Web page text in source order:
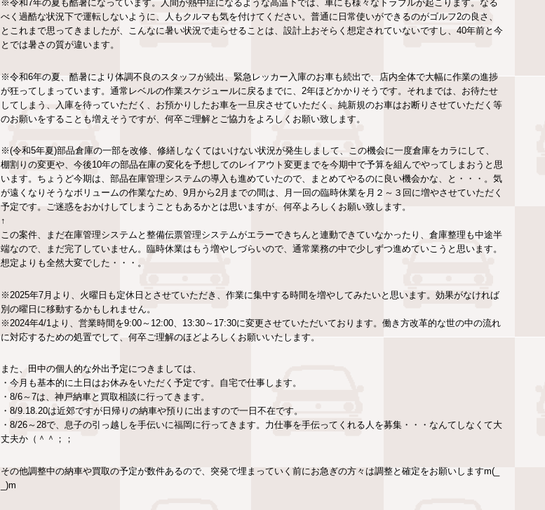
※令和7年の夏も酷暑になっています。人間が熱中症になるような高温下では、車にも様々なトラブルが起こります。なる
べく過酷な状況下で運転しないように、人もクルマも気を付けてください。普通に日常使いができるのがゴルフ2の良さ、
とこれまで思ってきましたが、こんなに暑い状況で走らせることは、設計上おそらく想定されていないですし、40年前と今
とでは暑さの質が違います。
※令和6年の夏、酷暑により体調不良のスタッフが続出、緊急レッカー入庫のお車も続出で、店内全体で大幅に作業の進捗
が狂ってしまっています。通常レベルの作業スケジュールに戻るまでに、2年ほどかかりそうです。それまでは、お待たせ
してしまう、入庫を待っていただく、お預かりしたお車を一旦戻させていただく、純新規のお車はお断りさせていただく等
のお願いをすることも増えそうですが、何卒ご理解とご協力をよろしくお願い致します。
※(令和5年夏)部品倉庫の一部を改修、修繕しなくてはいけない状況が発生しまして、この機会に一度倉庫をカラにして、
棚割りの変更や、今後10年の部品在庫の変化を予想してのレイアウト変更までを今期中で予算を組んでやってしまおうと思
います。ちょうど今期は、部品在庫管理システムの導入も進めていたので、まとめてやるのに良い機会かな、と・・・。気
が遠くなりそうなボリュームの作業なため、9月から2月までの間は、月一回の臨時休業を月２～３回に増やさせていただく
予定です。ご迷惑をおかけしてしまうこともあるかとは思いますが、何卒よろしくお願い致します。
↑
この案件、まだ在庫管理システムと整備伝票管理システムがエラーできちんと連動できていなかったり、倉庫整理も中途半
端なので、まだ完了していません。臨時休業はもう増やしづらいので、通常業務の中で少しずつ進めていこうと思います。
想定よりも全然大変でした・・・。
※2025年7月より、火曜日も定休日とさせていただき、作業に集中する時間を増やしてみたいと思います。効果がなければ
別の曜日に移動するかもしれません。
※2024年4/1より、営業時間を9:00～12:00、13:30～17:30に変更させていただいております。働き方改革的な世の中の流れ
に対応するための処置でして、何卒ご理解のほどよろしくお願いいたします。
また、田中の個人的な外出予定につきましては、
・今月も基本的に土日はお休みをいただく予定です。自宅で仕事します。
・8/6～7は、神戸納車と買取相談に行ってきます。
・8/9.18.20は近郊ですが日帰りの納車や預りに出ますので一日不在です。
・8/26～28で、息子の引っ越しを手伝いに福岡に行ってきます。力仕事を手伝ってくれる人を募集・・・なんてしなくて大
丈夫か（＾＾；；
その他調整中の納車や買取の予定が数件あるので、突発で埋まっていく前にお急ぎの方々は調整と確定をお願いしますm(_
_)m